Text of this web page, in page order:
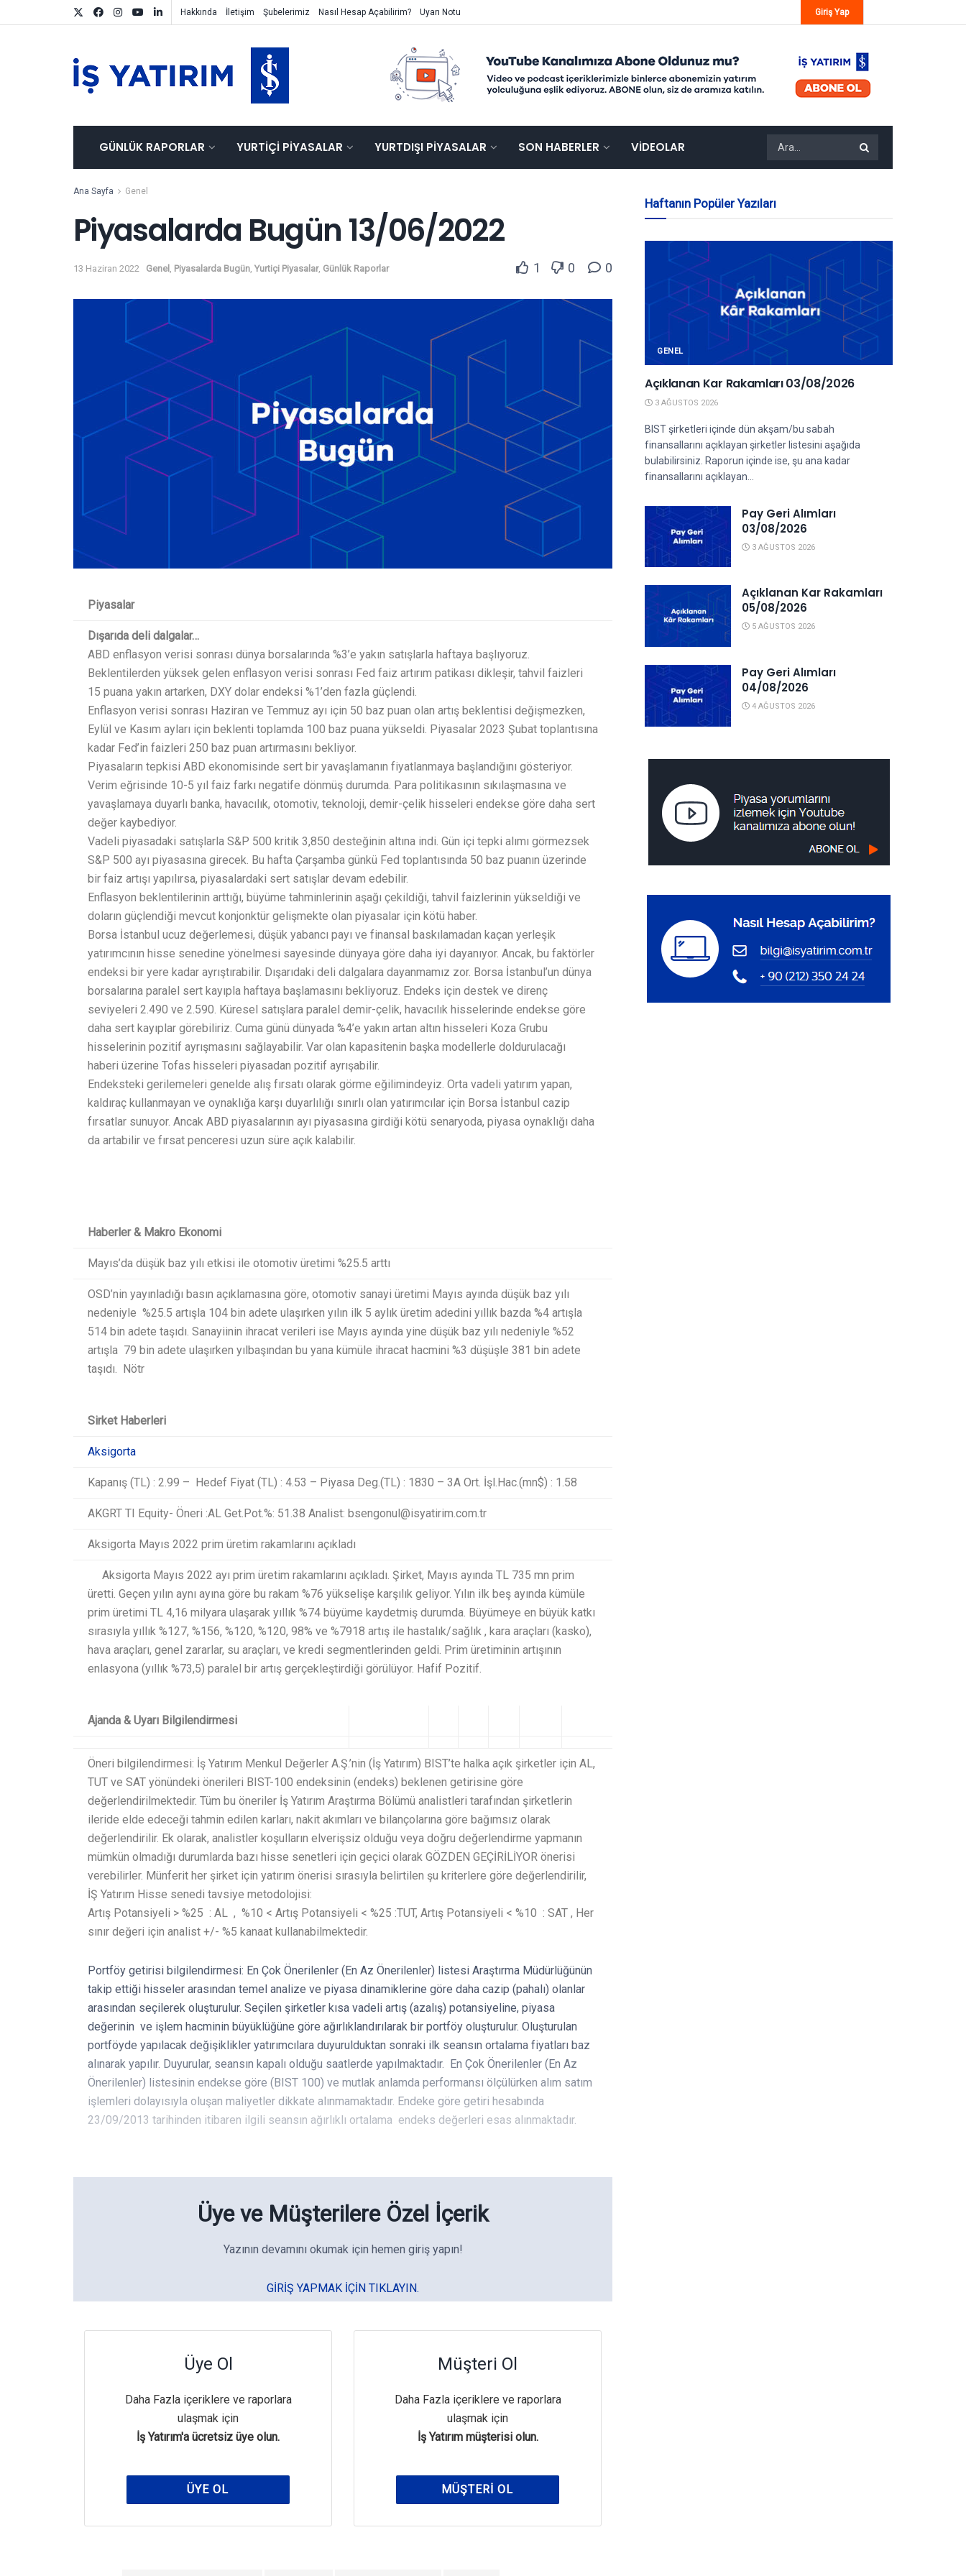
Hakkında İletişim Şubelerimiz Nasıl Hesap Açabilirim? Uyarı Notu Giriş Yap
GÜNLÜK RAPORLAR YURTIÇI PIYASALAR YURTDIŞI PIYASALAR SON HABERLER VIDEOLAR
Ana Sayfa Genel
Piyasalarda Bugün 13/06/2022
13 Haziran 2022 Genel Piyasalarda Bugün Yurtiçi Piyasalar, Günlük Raporlar 1 0 0
Piyasalar
Dışarıda deli dalgalar…
ABD enflasyon verisi sonrası dünya borsalarında %3’e yakın satışlarla haftaya başlıyoruz.
Beklentilerden yüksek gelen enflasyon verisi sonrası Fed faiz artırım patikası dikleşir, tahvil faizleri
15 puana yakın artarken, DXY dolar endeksi %1’den fazla güçlendi.
Enflasyon verisi sonrası Haziran ve Temmuz ayı için 50 baz puan olan artış beklentisi değişmezken,
Eylül ve Kasım ayları için beklenti toplamda 100 baz puana yükseldi. Piyasalar 2023 Şubat toplantısına
kadar Fed’in faizleri 250 baz puan artırmasını bekliyor.
Piyasaların tepkisi ABD ekonomisinde sert bir yavaşlamanın fiyatlanmaya başlandığını gösteriyor.
Verim eğrisinde 10-5 yıl faiz farkı negatife dönmüş durumda. Para politikasının sıkılaşmasına ve
yavaşlamaya duyarlı banka, havacılık, otomotiv, teknoloji, demir-çelik hisseleri endekse göre daha sert
değer kaybediyor.
Vadeli piyasadaki satışlarla S&P 500 kritik 3,850 desteğinin altına indi. Gün içi tepki alımı görmezsek
S&P 500 ayı piyasasına girecek. Bu hafta Çarşamba günkü Fed toplantısında 50 baz puanın üzerinde
bir faiz artışı yapılırsa, piyasalardaki sert satışlar devam edebilir.
Enflasyon beklentilerinin arttığı, büyüme tahminlerinin aşağı çekildiği, tahvil faizlerinin yükseldiği ve
doların güçlendiği mevcut konjonktür gelişmekte olan piyasalar için kötü haber.
Borsa İstanbul ucuz değerlemesi, düşük yabancı payı ve finansal baskılamadan kaçan yerleşik
yatırımcının hisse senedine yönelmesi sayesinde dünyaya göre daha iyi dayanıyor. Ancak, bu faktörler
endeksi bir yere kadar ayrıştırabilir. Dışarıdaki deli dalgalara dayanmamız zor. Borsa İstanbul’un dünya
borsalarına paralel sert kayıpla haftaya başlamasını bekliyoruz. Endeks için destek ve direnç
seviyeleri 2.490 ve 2.590. Küresel satışlara paralel demir-çelik, havacılık hisselerinde endekse göre
daha sert kayıplar görebiliriz. Cuma günü dünyada %4’e yakın artan altın hisseleri Koza Grubu
hisselerinin pozitif ayrışmasını sağlayabilir. Var olan kapasitenin başka modellerle doldurulacağı
haberi üzerine Tofas hisseleri piyasadan pozitif ayrışabilir.
Endeksteki gerilemeleri genelde alış fırsatı olarak görme eğilimindeyiz. Orta vadeli yatırım yapan,
kaldıraç kullanmayan ve oynaklığa karşı duyarlılığı sınırlı olan yatırımcılar için Borsa İstanbul cazip
fırsatlar sunuyor. Ancak ABD piyasalarının ayı piyasasına girdiği kötü senaryoda, piyasa oynaklığı daha
da artabilir ve fırsat penceresi uzun süre açık kalabilir.
Haberler & Makro Ekonomi
Mayıs’da düşük baz yılı etkisi ile otomotiv üretimi %25.5 arttı
OSD’nin yayınladığı basın açıklamasına göre, otomotiv sanayi üretimi Mayıs ayında düşük baz yılı
nedeniyle %25.5 artışla 104 bin adete ulaşırken yılın ilk 5 aylık üretim adedini yıllık bazda %4 artışla
514 bin adete taşıdı. Sanayiinin ihracat verileri ise Mayıs ayında yine düşük baz yılı nedeniyle %52
artışla 79 bin adete ulaşırken yılbaşından bu yana kümüle ihracat hacmini %3 düşüşle 381 bin adete
taşıdı. Nötr ​
Sirket Haberleri
Aksigorta
Kapanış (TL) : 2.99 – Hedef Fiyat (TL) : 4.53 – Piyasa Deg.(TL) : 1830 – 3A Ort. İşl.Hac.(mn$) : 1.58
AKGRT TI Equity- Öneri :AL Get.Pot.%: 51.38 Analist: bsengonul@isyatirim.com.tr
Aksigorta Mayıs 2022 prim üretim rakamlarını açıkladı
Aksigorta Mayıs 2022 ayı prim üretim rakamlarını açıkladı. Şirket, Mayıs ayında TL 735 mn prim
üretti. Geçen yılın aynı ayına göre bu rakam %76 yükselişe karşılık geliyor. Yılın ilk beş ayında kümüle
prim üretimi TL 4,16 milyara ulaşarak yıllık %74 büyüme kaydetmiş durumda. Büyümeye en büyük katkı
sırasıyla yıllık %127, %156, %120, %120, 98% ve %7918 artış ile hastalık/sağlık , kara araçları (kasko),
hava araçları, genel zararlar, su araçları, ve kredi segmentlerinden geldi. Prim üretiminin artışının
enlasyona (yıllık %73,5) paralel bir artış gerçekleştirdiği görülüyor. Hafif Pozitif.
Ajanda & Uyarı Bilgilendirmesi
Öneri bilgilendirmesi: İş Yatırım Menkul Değerler A.Ş.’nin (İş Yatırım) BIST’te halka açık şirketler için AL,
TUT ve SAT yönündeki önerileri BIST-100 endeksinin (endeks) beklenen getirisine göre
değerlendirilmektedir. Tüm bu öneriler İş Yatırım Araştırma Bölümü analistleri tarafından şirketlerin
ileride elde edeceği tahmin edilen karları, nakit akımları ve bilançolarına göre bağımsız olarak
değerlendirilir. Ek olarak, analistler koşulların elverişsiz olduğu veya doğru değerlendirme yapmanın
mümkün olmadığı durumlarda bazı hisse senetleri için geçici olarak GÖZDEN GEÇİRİLİYOR önerisi
verebilirler. Münferit her şirket için yatırım önerisi sırasıyla belirtilen şu kriterlere göre değerlendirilir,
İŞ Yatırım Hisse senedi tavsiye metodolojisi:
Artış Potansiyeli > %25 : AL , %10 < Artış Potansiyeli < %25 :TUT, Artış Potansiyeli < %10 : SAT , Her
sınır değeri için analist +/- %5 kanaat kullanabilmektedir.
Portföy getirisi bilgilendirmesi: En Çok Önerilenler (En Az Önerilenler) listesi Araştırma Müdürlüğünün
takip ettiği hisseler arasından temel analize ve piyasa dinamiklerine göre daha cazip (pahalı) olanlar
arasından seçilerek oluşturulur. Seçilen şirketler kısa vadeli artış (azalış) potansiyeline, piyasa
değerinin ve işlem hacminin büyüklüğüne göre ağırlıklandırılarak bir portföy oluşturulur. Oluşturulan
portföyde yapılacak değişiklikler yatırımcılara duyurulduktan sonraki ilk seansın ortalama fiyatları baz
alınarak yapılır. Duyurular, seansın kapalı olduğu saatlerde yapılmaktadır. En Çok Önerilenler (En Az
Önerilenler) listesinin endekse göre (BIST 100) ve mutlak anlamda performansı ölçülürken alım satım
işlemleri dolayısıyla oluşan maliyetler dikkate alınmamaktadır. Endeke göre getiri hesabında
23/09/2013 tarihinden itibaren ilgili seansın ağırlıklı ortalama endeks değerleri esas alınmaktadır.
Üye ve Müşterilere Özel İçerik
Yazının devamını okumak için hemen giriş yapın!
GIRIŞ YAPMAK IÇIN TIKLAYIN.
Üye Ol
Daha Fazla içeriklere ve raporlara
ulaşmak için
İş Yatırım'a ücretsiz üye olun.
ÜYE OL
Müşteri Ol
Daha Fazla içeriklere ve raporlara
ulaşmak için
İş Yatırım müşterisi olun.
MÜŞTERI OL
Haftanın Popüler Yazıları
GENEL
Açıklanan Kar Rakamları 03/08/2026
3 AĞUSTOS 2026
BIST şirketleri içinde dün akşam/bu sabah
finansallarını açıklayan şirketler listesini aşağıda
bulabilirsiniz. Raporun içinde ise, şu ana kadar
finansallarını açıklayan...
Pay Geri Alımları
03/08/2026
3 AĞUSTOS 2026
Açıklanan Kar Rakamları
05/08/2026
5 AĞUSTOS 2026
Pay Geri Alımları
04/08/2026
4 AĞUSTOS 2026